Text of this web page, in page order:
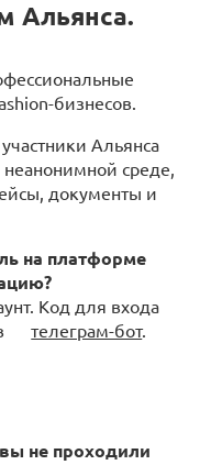
Альянса.
бизнесов.
Альянса
среде,
документы и
на платформе
Код для входа
телеграм-бот.
не проходили